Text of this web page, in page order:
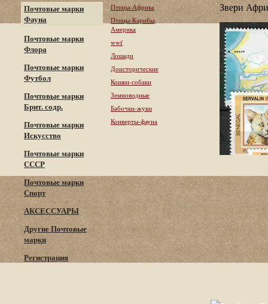
Почтовые марки
Фауна
Почтовые марки
Флора
Почтовые марки
Футбол
Почтовые марки
Брит. содр.
Почтовые марки
Искусство
Почтовые марки
СССР
Почтовые марки
Спорт
АКСЕССУАРЫ
Другие Почтовые
марки
Регистрация
Птицы-Африка
Птицы-Карибы,
Америка
wwf
Лошади
Доисторические
Кошки-собаки
Земноводные
Бабочки-жуки
Конверты-фауна
Звери